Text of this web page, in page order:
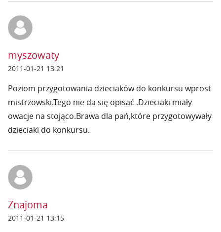
myszowaty
2011-01-21 13:21
Poziom przygotowania dzieciaków do konkursu wprost
mistrzowski.Tego nie da się opisać .Dzieciaki miały
owacje na stojąco.Brawa dla pań,które przygotowywały
dzieciaki do konkursu.
Znajoma
2011-01-21 13:15